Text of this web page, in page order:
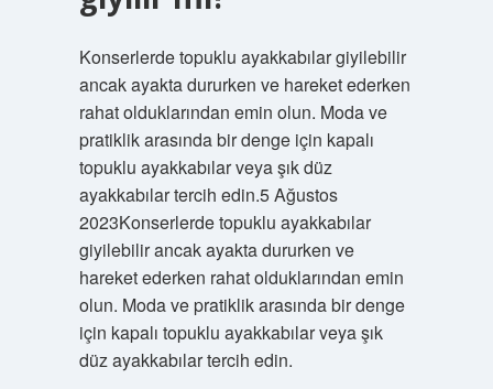
Konserlerde topuklu ayakkabılar giyilebilir
ancak ayakta dururken ve hareket ederken
rahat olduklarından emin olun. Moda ve
pratiklik arasında bir denge için kapalı
topuklu ayakkabılar veya şık düz
ayakkabılar tercih edin.5 Ağustos
2023Konserlerde topuklu ayakkabılar
giyilebilir ancak ayakta dururken ve
hareket ederken rahat olduklarından emin
olun. Moda ve pratiklik arasında bir denge
için kapalı topuklu ayakkabılar veya şık
düz ayakkabılar tercih edin.